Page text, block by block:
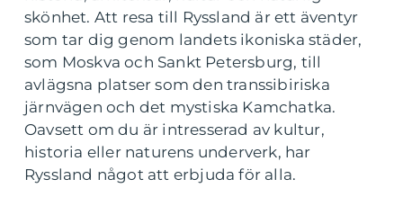
skönhet. Att resa till Ryssland är ett äventyr
som tar dig genom landets ikoniska städer,
som Moskva och Sankt Petersburg, till
avlägsna platser som den transsibiriska
järnvägen och det mystiska Kamchatka.
Oavsett om du är intresserad av kultur,
historia eller naturens underverk, har
Ryssland något att erbjuda för alla.